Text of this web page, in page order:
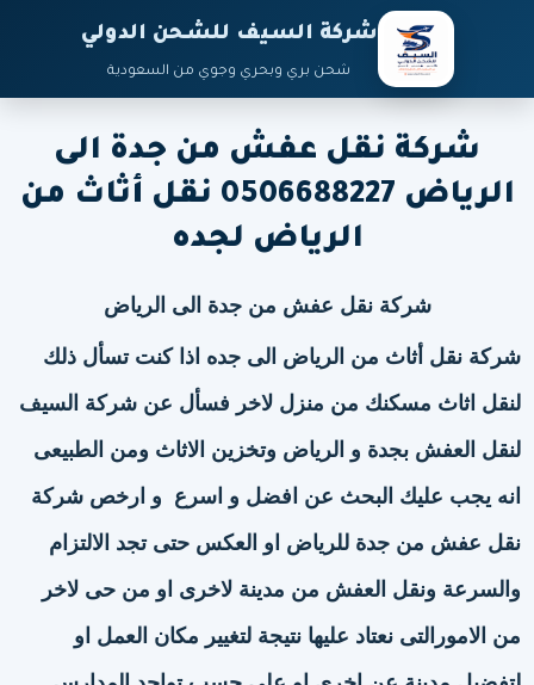
شركة السيف للشحن الدولي
شحن بري وبحري وجوي من السعودية
شركة نقل عفش من جدة الى
الرياض 0506688227 نقل أثاث من
الرياض لجده
شركة نقل عفش من جدة الى الرياض
شركة نقل أثاث من الرياض الى جده اذا كنت تسأل ذلك
لنقل اثاث مسكنك من منزل لاخر فسأل عن شركة السيف
لنقل العفش بجدة و الرياض وتخزين الاثاث ومن الطبيعى
انه يجب عليك البحث عن افضل و اسرع و ارخص شركة
نقل عفش من جدة للرياض او العكس حتى تجد الالتزام
والسرعة ونقل العفش من مدينة لاخرى او من حى لاخر
من الامورالتى نعتاد عليها نتيجة لتغيير مكان العمل او